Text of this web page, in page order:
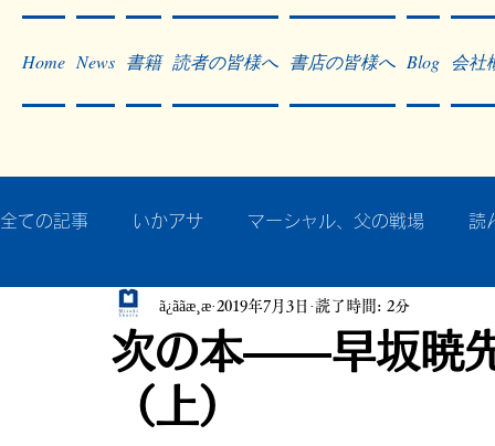
Home News 書籍 読者の皆様へ 書店の皆様へ Blog 会社
全ての記事 いかアサ マーシャル、父の戦場 読
秘蔵写真200枚でたどるアジア・太平洋戦争
作った本・作っている本
次の本――早坂暁
（上）
ã¿ããæ¸æ 2019年7月3日 読了時間: 2分